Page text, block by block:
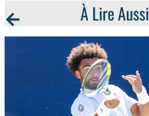
À Lire Aussi